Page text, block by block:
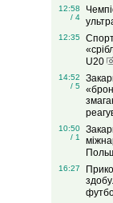
12:58
/ 4
12:35
U20
14:52
/ 5
10:50
/ 1
16:27